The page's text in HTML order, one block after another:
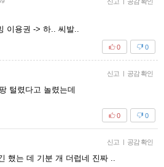
이용권 -> 하.. 씨발..
0
0
신고 | 공감 확인
털렸다고 놀렸는데
0
0
신고 | 공감 확인
했는 데 기분 개 더럽네 진짜 ..